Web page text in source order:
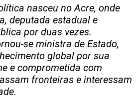
nasceu no Acre, onde
deputada estadual e
por duas vezes.
se ministra de Estado,
global por sua
e comprometida com
fronteiras e interessam